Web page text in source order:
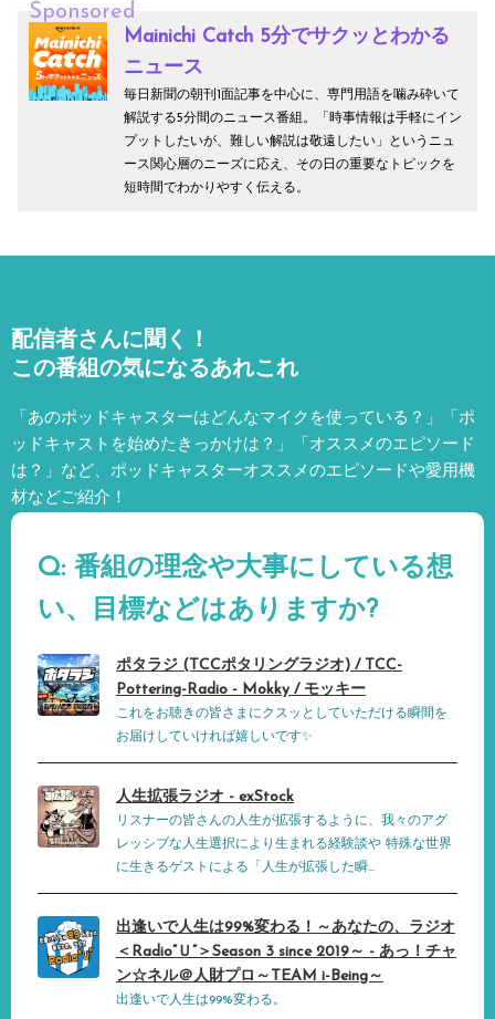
Sponsored
Mainichi Catch 5分でサクッとわかる
ニュース
毎日新聞の朝刊1面記事を中心に、専門用語を噛み砕いて
解説する5分間のニュース番組。「時事情報は手軽にイン
プットしたいが、難しい解説は敬遠したい」というニュ
ース関心層のニーズに応え、その日の重要なトピックを
短時間でわかりやすく伝える。
配信者さんに聞く！
この番組の気になるあれこれ
「あのポッドキャスターはどんなマイクを使っている？」「ポ
ッドキャストを始めたきっかけは？」「オススメのエピソード
は？」など、 ポッドキャスターオススメのエピソードや愛用機
材などご紹介！
Q: 番組の理念や大事にしている想
い、目標などはありますか?
ポタラジ (TCCポタリングラジオ) / TCC-
Pottering-Radio - Mokky / モッキー
これをお聴きの皆さまにクスッとしていただける瞬間を
お届けしていければ嬉しいです✨
人生拡張ラジオ - exStock
リスナーの皆さんの人生が拡張するように、我々のアグ
レッシブな人生選択により生まれる経験談や 特殊な世界
に生きるゲストによる「人生が拡張した瞬...
出逢いで人生は99%変わる！～あなたの、ラジオ
＜Radio“Ｕ”＞Season 3 since 2019～ - あっ！チャ
ン☆ネル＠人財プロ～TEAM i-Being～
出逢いで人生は99%変わる。